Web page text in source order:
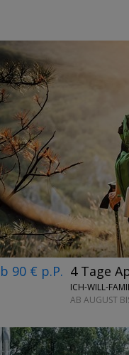
←
90 € p.P. 4 Tage
ICH-WILL-
AB AUGUST